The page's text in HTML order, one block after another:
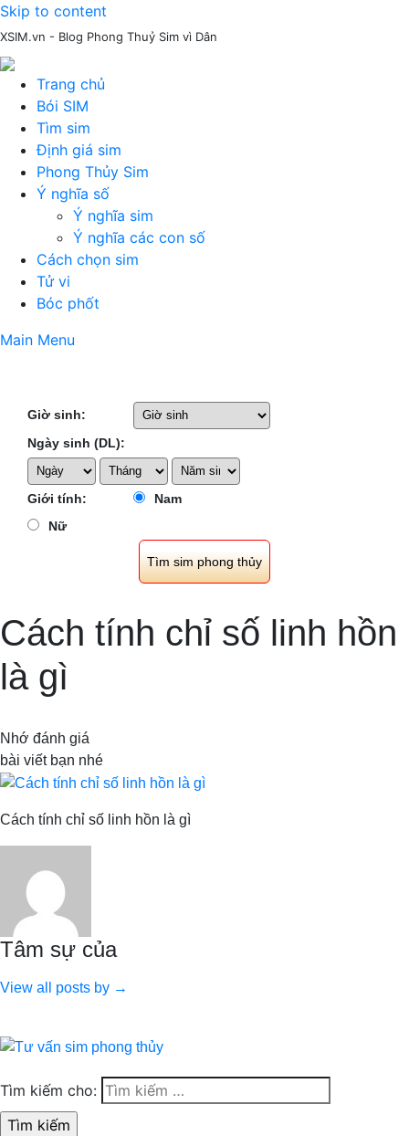
Skip to content
XSIM.vn - Blog Phong Thuỷ Sim vì Dân
Trang chủ
Bói SIM
Tìm sim
Định giá sim
Phong Thủy Sim
Ý nghĩa số
Ý nghĩa sim
Ý nghĩa các con số
Cách chọn sim
Tử vi
Bóc phốt
Main Menu
Giờ sinh:
Ngày sinh (DL):
Giới tính:
Nam
Nữ
Cách tính chỉ số linh hồn
là gì
Nhớ đánh giá
bài viết bạn nhé
Cách tính chỉ số linh hồn là gì
Tâm sự của
View all posts by →
Tìm kiếm cho: